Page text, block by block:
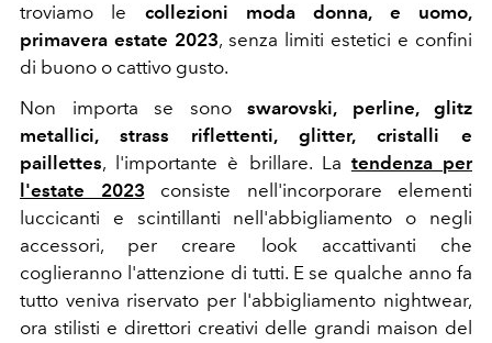
troviamo le collezioni moda donna, e uomo,
primavera estate 2023, senza limiti estetici e confini
di buono o cattivo gusto.
Non importa se sono swarovski, perline, glitz
metallici, strass riflettenti, glitter, cristalli e
paillettes, l'importante è brillare. La tendenza per
l'estate 2023
consiste nell'incorporare elementi
luccicanti e scintillanti nell'abbigliamento o negli
accessori, per creare look accattivanti che
coglieranno l'attenzione di tutti. E se qualche anno fa
tutto veniva riservato per l'abbigliamento nightwear,
ora stilisti e direttori creativi delle grandi maison del